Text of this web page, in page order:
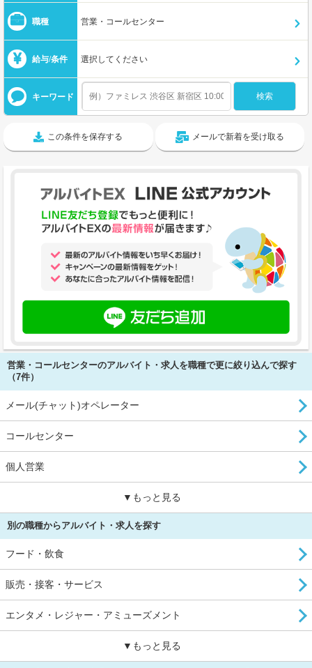
職種 営業・コールセンター
給与/条件 選択してください
キーワード
この条件を保存する メールで新着を受け取る
営業・コールセンターのアルバイト・求人を職種で更に絞り込んで探す
（7件）
メール(チャット)オペレーター
コールセンター
個人営業
▼もっと見る
別の職種からアルバイト・求人を探す
フード・飲食
販売・接客・サービス
エンタメ・レジャー・アミューズメント
▼もっと見る